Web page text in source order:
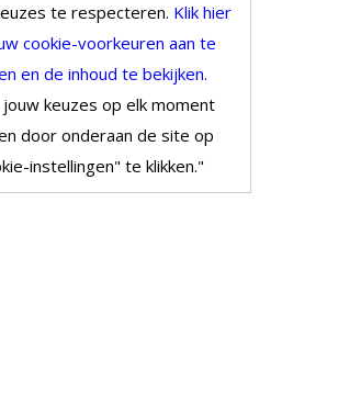
te respecteren. Klik hier
cookie-voorkeuren aan te
en de inhoud te bekijken.
jouw keuzes op elk moment
door onderaan de site op
instellingen" te klikken."